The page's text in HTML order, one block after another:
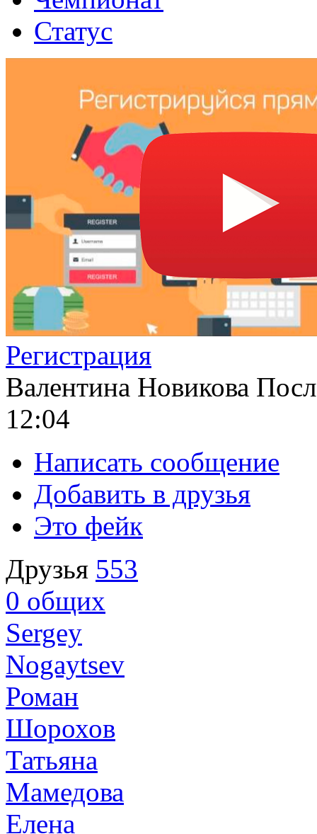
Статус
Регистрация
Валентина Новикова
12:04
Написать сообщение
Добавить в друзья
Это фейк
Друзья 553
0 общих
Sergey
Nogaytsev
Роман
Шорохов
Татьяна
Мамедова
Елена